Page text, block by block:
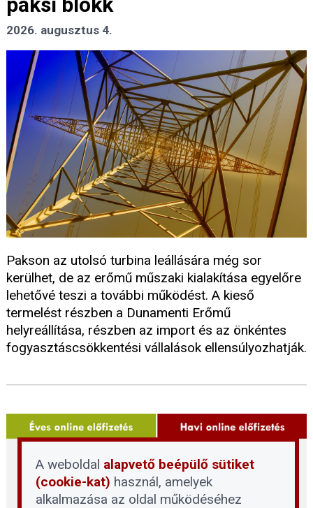
2026. augusztus 4.
Pakson az utolsó turbina leállására még sor
kerülhet, de az erőmű műszaki kialakítása egyelőre
lehetővé teszi a további működést. A kieső
termelést részben a Dunamenti Erőmű
helyreállítása, részben az import és az önkéntes
fogyasztáscsökkentési vállalások ellensúlyozhatják.
A weboldal alapvető beépülő sütiket
(cookie-kat) használ, amelyek
alkalmazása az oldal működéséhez